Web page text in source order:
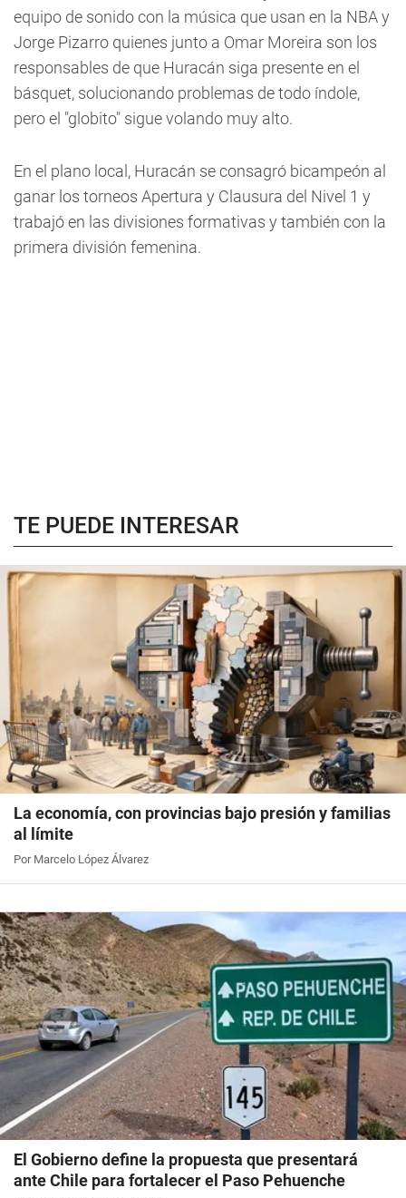
equipo de sonido con la música que usan en la NBA y
Jorge Pizarro quienes junto a Omar Moreira son los
responsables de que Huracán siga presente en el
básquet, solucionando problemas de todo índole,
pero el "globito" sigue volando muy alto.
En el plano local, Huracán se consagró bicampeón al
ganar los torneos Apertura y Clausura del Nivel 1 y
trabajó en las divisiones formativas y también con la
primera división femenina.
TE PUEDE INTERESAR
La economía, con provincias bajo presión y familias
al límite
Por Marcelo López Álvarez
El Gobierno define la propuesta que presentará
ante Chile para fortalecer el Paso Pehuenche